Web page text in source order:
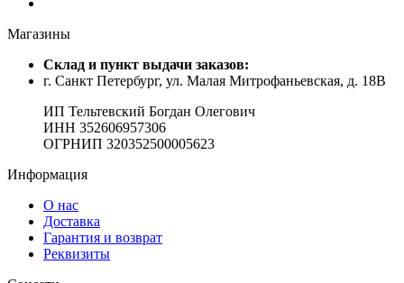
Магазины
Cклад и пункт выдачи заказов:
г. Санкт Петербург, ул. Малая Митрофаньевская, д. 18В
ИП Тельтевский Богдан Олегович
ИНН 352606957306
ОГРНИП 320352500005623
Информация
О нас
Доставка
Гарантия и возврат
Реквизиты